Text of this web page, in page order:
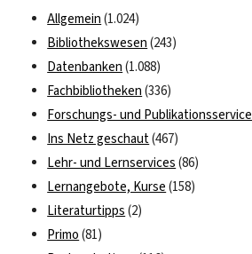
Allgemein (1.024)
Bibliothekswesen (243)
Datenbanken (1.088)
Fachbibliotheken (336)
Forschungs- und Publikationsservice
Ins Netz geschaut(467)
Lehr- und Lernservices (86)
Lernangebote, Kurse (158)
Literaturtipps (2)
Primo (81)